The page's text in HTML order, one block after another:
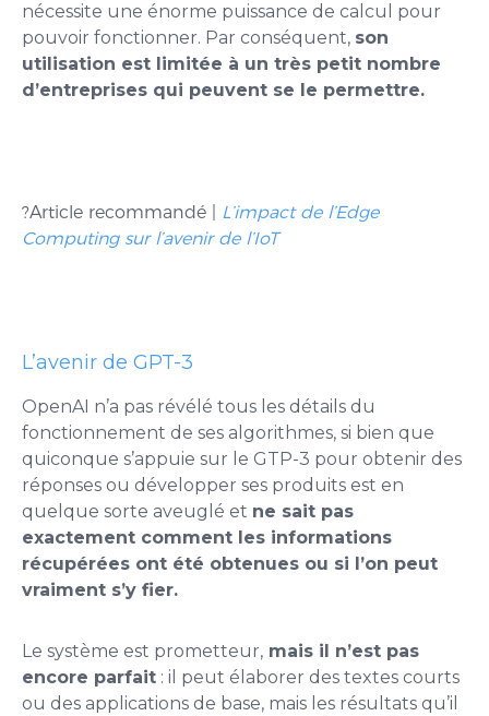
nécessite une énorme puissance de calcul pour
pouvoir fonctionner. Par conséquent, son
utilisation est limitée à un très petit nombre
d’entreprises qui peuvent se le permettre.
?Article recommandé | L’impact de l’Edge
Computing sur l’avenir de l’IoT
L’avenir de GPT-3
OpenAI n’a pas révélé tous les détails du
fonctionnement de ses algorithmes, si bien que
quiconque s’appuie sur le GTP-3 pour obtenir des
réponses ou développer ses produits est en
quelque sorte aveuglé et ne sait pas
exactement comment les informations
récupérées ont été obtenues ou si l’on peut
vraiment s’y fier.
Le système est prometteur, mais il n’est pas
encore parfait : il peut élaborer des textes courts
ou des applications de base, mais les résultats qu’il